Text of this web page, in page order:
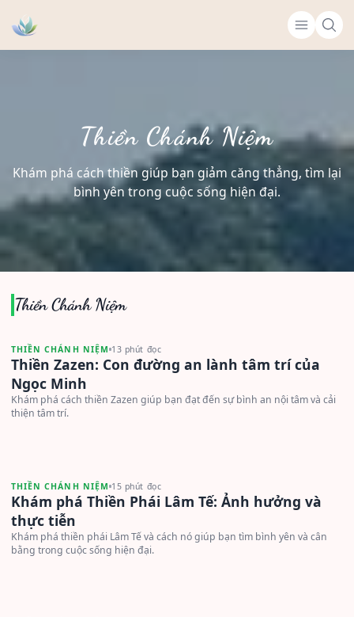
Thiền Chánh Niệm
Khám phá cách thiền giúp bạn giảm căng thẳng, tìm lại
bình yên trong cuộc sống hiện đại.
Thiền Chánh Niệm
THIỀN CHÁNH NIỆM 13 phút đọc
Thiền Zazen: Con đường an lành tâm trí của
Ngọc Minh
Khám phá cách thiền Zazen giúp bạn đạt đến sự bình an nội tâm và cải
thiện tâm trí.
THIỀN CHÁNH NIỆM 15 phút đọc
Khám phá Thiền Phái Lâm Tế: Ảnh hưởng và
thực tiễn
Khám phá thiền phái Lâm Tế và cách nó giúp bạn tìm bình yên và cân
bằng trong cuộc sống hiện đại.